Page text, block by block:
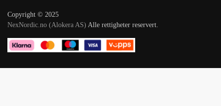
Copyright © 2025
NexNordic.no (Alokera AS) Alle rettigheter reservert.